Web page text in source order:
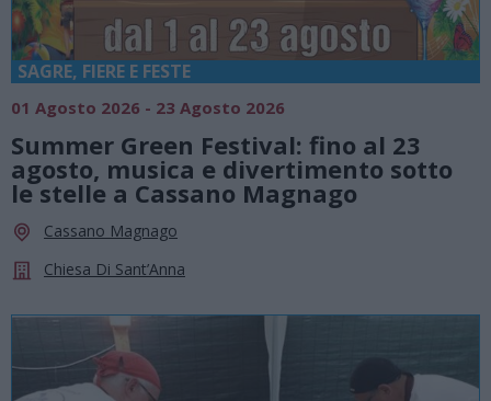
SAGRE, FIERE E FESTE
01 Agosto 2026 - 23 Agosto 2026
Summer Green Festival: fino al 23
agosto, musica e divertimento sotto
le stelle a Cassano Magnago
Cassano Magnago
Chiesa Di Sant’Anna